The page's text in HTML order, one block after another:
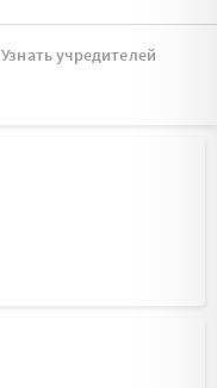
Узнать учредителей